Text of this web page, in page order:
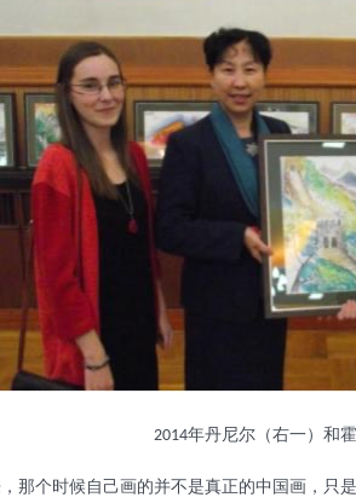
2014年丹尼尔（右一）和
那个时候自己画的并不是真正的中国画，只